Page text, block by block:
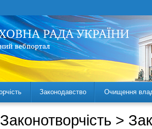
Законодавство Очищення
>